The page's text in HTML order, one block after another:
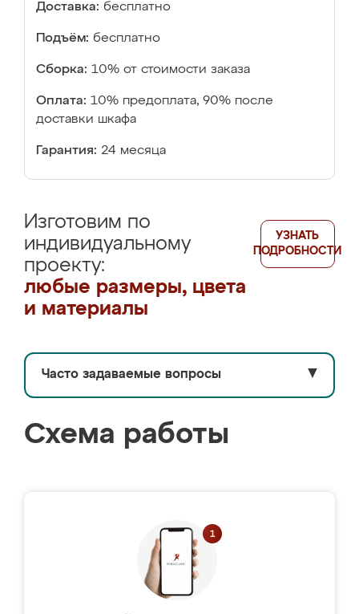
Доставка: бесплатно
Подъём: бесплатно
Сборка: 10% от стоимости заказа
Оплата: 10% предоплата, 90% после
доставки шкафа
Гарантия: 24 месяца
Изготовим по
индивидуальному
проекту:
любые размеры, цвета
и материалы
УЗНАТЬ
ПОДРОБНОСТИ
Часто задаваемые вопросы ▼
Схема работы